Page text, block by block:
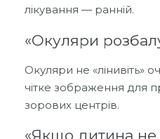
лікування — ранній.
«Окуляри
Окуляри не «лінивіть»
чітке зображення для
зорових центрів.
«Якщо дитина